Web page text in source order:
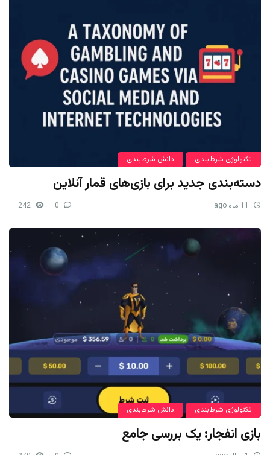
تکنولوژی شرط‌بندی دانش شرط‌بندی
دسته‌بندی جدید برای بازی‌های قمار آنلاین
تکنولوژی شرط‌بندی دانش شرط‌بندی
بازی انفجار: یک بررسی جامع